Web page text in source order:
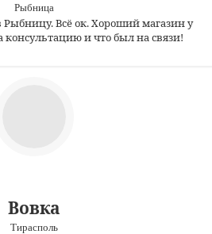
Рыбница
Рыбницу. Всё ок. Хороший магазин у
консультацию и что был на связи!
Вовка
Тирасполь